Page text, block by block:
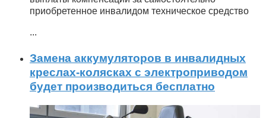
приобретенное инвалидом техническое средство
...
Замена аккумуляторов в инвалидных
креслах-колясках с электроприводом
будет производиться бесплатно